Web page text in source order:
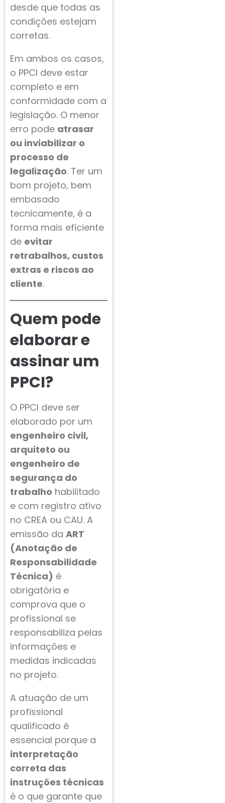
desde que todas as
condições estejam
corretas.
Em ambos os casos,
o PPCI deve estar
completo e em
conformidade com a
legislação. O menor
erro pode atrasar
ou inviabilizar o
processo de
legalização. Ter um
bom projeto, bem
embasado
tecnicamente, é a
forma mais eficiente
de evitar
retrabalhos, custos
extras e riscos ao
cliente.
Quem pode
elaborar e
assinar um
PPCI?
O PPCI deve ser
elaborado por um
engenheiro civil,
arquiteto ou
engenheiro de
segurança do
trabalho habilitado
e com registro ativo
no CREA ou CAU. A
emissão da ART
(Anotação de
Responsabilidade
Técnica) é
obrigatória e
comprova que o
profissional se
responsabiliza pelas
informações e
medidas indicadas
no projeto.
A atuação de um
profissional
qualificado é
essencial porque a
interpretação
correta das
instruções técnicas
é o que garante que